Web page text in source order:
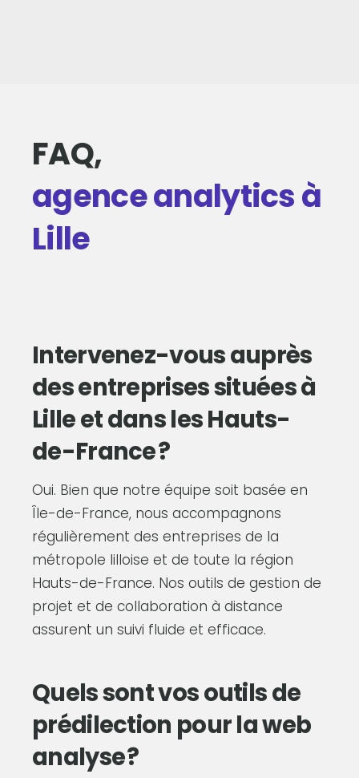
FAQ,
agence analytics à
Lille
Intervenez-vous auprès
des entreprises situées à
Lille et dans les Hauts-
de-France ?
Oui. Bien que notre équipe soit basée en
Île-de-France, nous accompagnons
régulièrement des entreprises de la
métropole lilloise et de toute la région
Hauts-de-France. Nos outils de gestion de
projet et de collaboration à distance
assurent un suivi fluide et efficace.
Quels sont vos outils de
prédilection pour la web
analyse ?